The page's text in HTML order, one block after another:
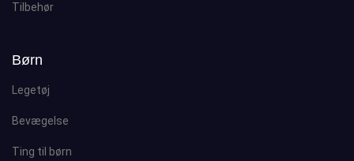
Tilbehør
Børn
Legetøj
Bevægelse
Ting til børn